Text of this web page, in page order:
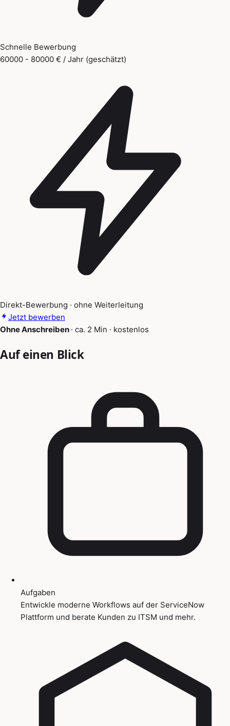
Schnelle Bewerbung
60000 - 80000 € / Jahr (geschätzt)
Direkt-Bewerbung · ohne Weiterleitung
Jetzt bewerben
Ohne Anschreiben · ca. 2 Min · kostenlos
Auf einen Blick
Aufgaben
Entwickle moderne Workflows auf der ServiceNow
Plattform und berate Kunden zu ITSM und mehr.